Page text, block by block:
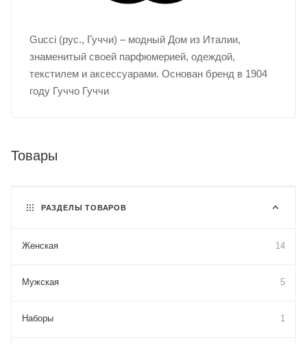
Gucci (рус., Гуччи) – модный Дом из Италии,
знаменитый своей парфюмерией, одеждой,
текстилем и аксессуарами. Основан бренд в 1904
году Гуччо Гуччи
Товары
РАЗДЕЛЫ ТОВАРОВ
Женская 14
Мужская 5
Наборы 1